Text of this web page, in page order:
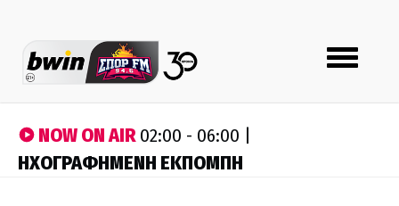
Toggle
navigation
NOW ON AIR02:00 - 06:00 |
ΗΧΟΓΡΑΦΗΜΕΝΗ ΕΚΠΟΜΠΗ